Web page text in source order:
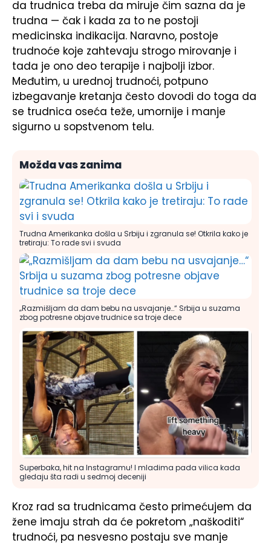
da trudnica treba da miruje čim sazna da je
trudna — čak i kada za to ne postoji
medicinska indikacija. Naravno, postoje
trudnoće koje zahtevaju strogo mirovanje i
tada je ono deo terapije i najbolji izbor.
Međutim, u urednoj trudnoći, potpuno
izbegavanje kretanja često dovodi do toga da
se trudnica oseća teže, umornije i manje
sigurno u sopstvenom telu.
Možda vas zanima
Trudna Amerikanka došla u Srbiju i zgranula se! Otkrila kako je
tretiraju: To rade svi i svuda
„Razmišljam da dam bebu na usvajanje…“ Srbija u suzama
zbog potresne objave trudnice sa troje dece
Superbaka, hit na Instagramu! I mladima pada vilica kada
gledaju šta radi u sedmoj deceniji
Kroz rad sa trudnicama često primećujem da
žene imaju strah da će pokretom „naškoditi“
trudnoći, pa nesvesno postaju sve manje